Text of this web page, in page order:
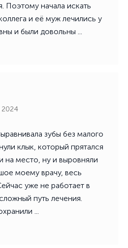
Поэтому начала искать
и её муж лечились у
и были довольны ...
2024
зубы без малого
клык, который прятался
на место, ну и выровняли
моему врачу, весь
уже не работает в
путь лечения.
...